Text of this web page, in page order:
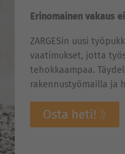
Erinomainen vakaus
ZARGESin uusi
vaatimukset, jotta
tehokkaampaa.
rakennustyömailla ja
Osta heti!